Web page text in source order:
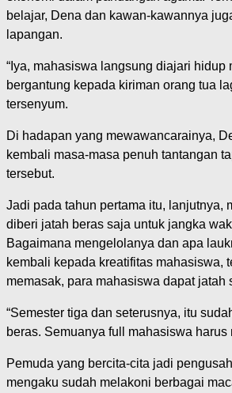
belajar, Dena dan kawan-kawannya
lapangan.
“Iya, mahasiswa langsung diajari hidup
bergantung kepada kiriman orang tua
tersenyum.
Di hadapan yang mewawancarainya,
kembali masa-masa penuh tantangan
tersebut.
Jadi pada tahun pertama itu, lanjutnya,
diberi jatah beras saja untuk jangka
Bagaimana mengelolanya dan apa
kembali kepada kreatifitas mahasiswa,
memasak, para mahasiswa dapat jatah
“Semester tiga dan seterusnya, itu
beras. Semuanya full mahasiswa harus
Pemuda yang bercita-cita jadi
mengaku sudah melakoni berbagai